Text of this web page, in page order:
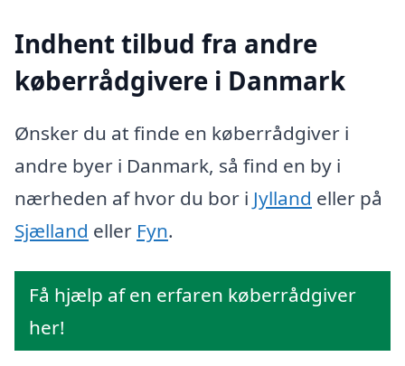
Indhent tilbud fra andre
køberrådgivere i Danmark
Ønsker du at finde en køberrådgiver i
andre byer i Danmark, så find en by i
nærheden af hvor du bor i Jylland eller på
Sjælland eller Fyn.
Få hjælp af en erfaren køberrådgiver
her!